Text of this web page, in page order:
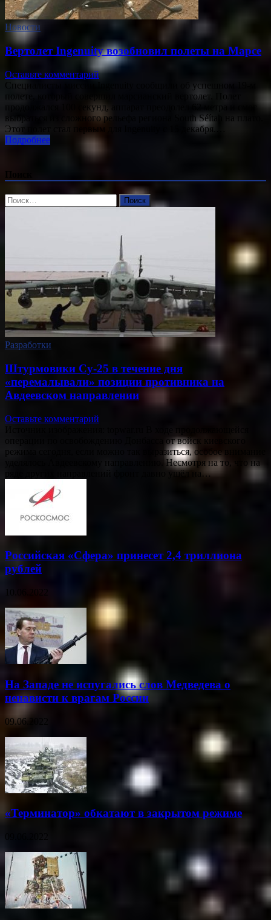
Новости
Вертолет Ingenuity возобновил полеты на Марсе
Оставьте комментарий
Специалисты миссии Ingenuity сообщили об успешном 19-м
полете, который совершил марсианский вертолет. Полет
продолжался 100 секунд, аппарат преодолел 62 метра и смог
выбраться из сложного рельефа региона South Séítah на плато.
Этот полет стал первым для Ingenuity с 15 декабря.…
Подробнее
Найти:
Разработки
Штурмовики Су-25 в течение дня
«перемалывали» позиции противника на
Авдеевском направлении
Оставьте комментарий
операции по освобождению Донбасса от войск киевского
режима сегодня, если можно так выразиться, особое внимание
уделялось Авдеевскому направлению. Несмотря на то, что на
ряде других направлений фронт давно ушёл на…
Российская «Сфера» принесет 2,4 триллиона
рублей
На Западе не испугались слов Медведева о
ненависти к врагам России
09.06.2022
«Терминатор» обкатают в закрытом режиме